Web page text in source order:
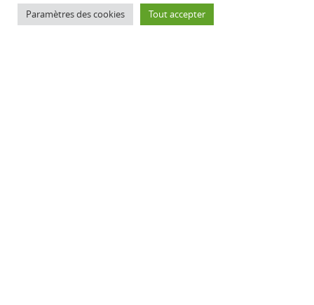
Paramètres des cookies Tout accepter